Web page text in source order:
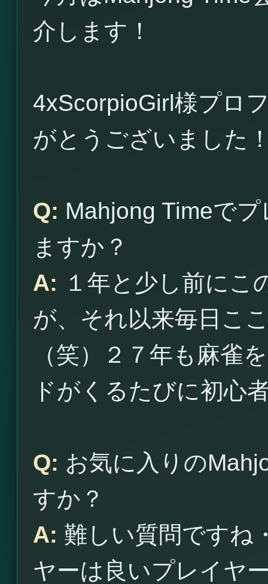
介します！
4xScorpioGirl様プロ
がとうございました
Q: Mahjong Timeで
ますか？
A: １年と少し前にこ
が、それ以来毎日こ
（笑）２７年も麻雀
ドがくるたびに初心
Q: お気に入りの
すか？
A: 難しい質問ですね
ヤーは良いプレイヤ